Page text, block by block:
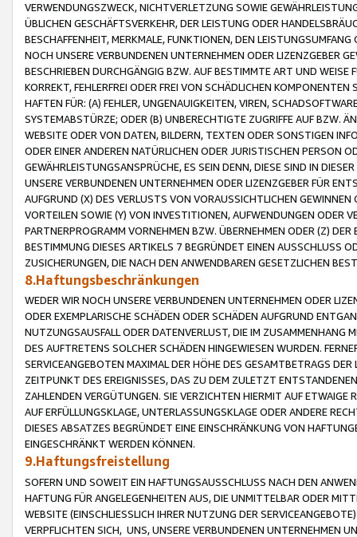
VERWENDUNGSZWECK, NICHTVERLETZUNG SOWIE
ÜBLICHEN GESCHÄFTSVERKEHR, DER LEISTUNG ODER
BESCHAFFENHEIT, MERKMALE, FUNKTIONEN, DEN
NOCH UNSERE VERBUNDENEN UNTERNEHMEN ODER LIZENZGEBER
BESCHRIEBEN DURCHGÄNGIG BZW. AUF BESTIMMTE ART UND
KORREKT, FEHLERFREI ODER FREI VON SCHÄDLICHEN
HAFTEN FÜR: (A) FEHLER, UNGENAUIGKEITEN, VIREN,
SYSTEMABSTÜRZE; ODER (B) UNBERECHTIGTE ZUGRIFFE AUF BZW.
WEBSITE ODER VON DATEN, BILDERN, TEXTEN ODER SONSTIGEN
ODER EINER ANDEREN NATÜRLICHEN ODER JURISTISCHEN PERSON
GEWÄHRLEISTUNGSANSPRÜCHE, ES SEIN DENN, DIESE SIND IN
UNSERE VERBUNDENEN UNTERNEHMEN ODER LIZENZGEBER FÜR
AUFGRUND (X) DES VERLUSTS VON VORAUSSICHTLICHEN
VORTEILEN SOWIE (Y) VON INVESTITIONEN, AUFWENDUNGEN ODER
PARTNERPROGRAMM VORNEHMEN BZW. ÜBERNEHMEN ODER (Z)
BESTIMMUNG DIESES ARTIKELS 7 BEGRÜNDET EINEN AUSSCHLUSS
ZUSICHERUNGEN, DIE NACH DEN ANWENDBAREN GESETZLICHEN
8.Haftungsbeschränkungen
WEDER WIR NOCH UNSERE VERBUNDENEN UNTERNEHMEN ODER
ODER EXEMPLARISCHE SCHÄDEN ODER SCHÄDEN AUFGRUND
NUTZUNGSAUSFALL ODER DATENVERLUST, DIE IM ZUSAMMENHANG
DES AUFTRETENS SOLCHER SCHÄDEN HINGEWIESEN WURDEN.
SERVICEANGEBOTEN MAXIMAL DER HÖHE DES GESAMTBETRAGS
ZEITPUNKT DES EREIGNISSES, DAS ZU DEM ZULETZT
ZAHLENDEN VERGÜTUNGEN. SIE VERZICHTEN HIERMIT AUF
AUF ERFÜLLUNGSKLAGE, UNTERLASSUNGSKLAGE ODER ANDERE
DIESES ABSATZES BEGRÜNDET EINE EINSCHRÄNKUNG VON
EINGESCHRÄNKT WERDEN KÖNNEN.
9.Haftungsfreistellung
SOFERN UND SOWEIT EIN HAFTUNGSAUSSCHLUSS NACH DEN
HAFTUNG FÜR ANGELEGENHEITEN AUS, DIE UNMITTELBAR ODER
WEBSITE (EINSCHLIESSLICH IHRER NUTZUNG DER
VERPFLICHTEN SICH, UNS, UNSERE VERBUNDENEN UNTERNEHMEN